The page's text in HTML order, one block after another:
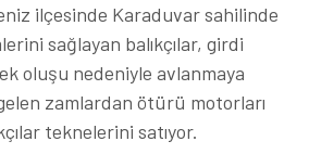
ilçesinde Karaduvar sahilinde
sağlayan balıkçılar, girdi
oluşu nedeniyle avlanmaya
zamlardan ötürü motorları
teknelerini satıyor.